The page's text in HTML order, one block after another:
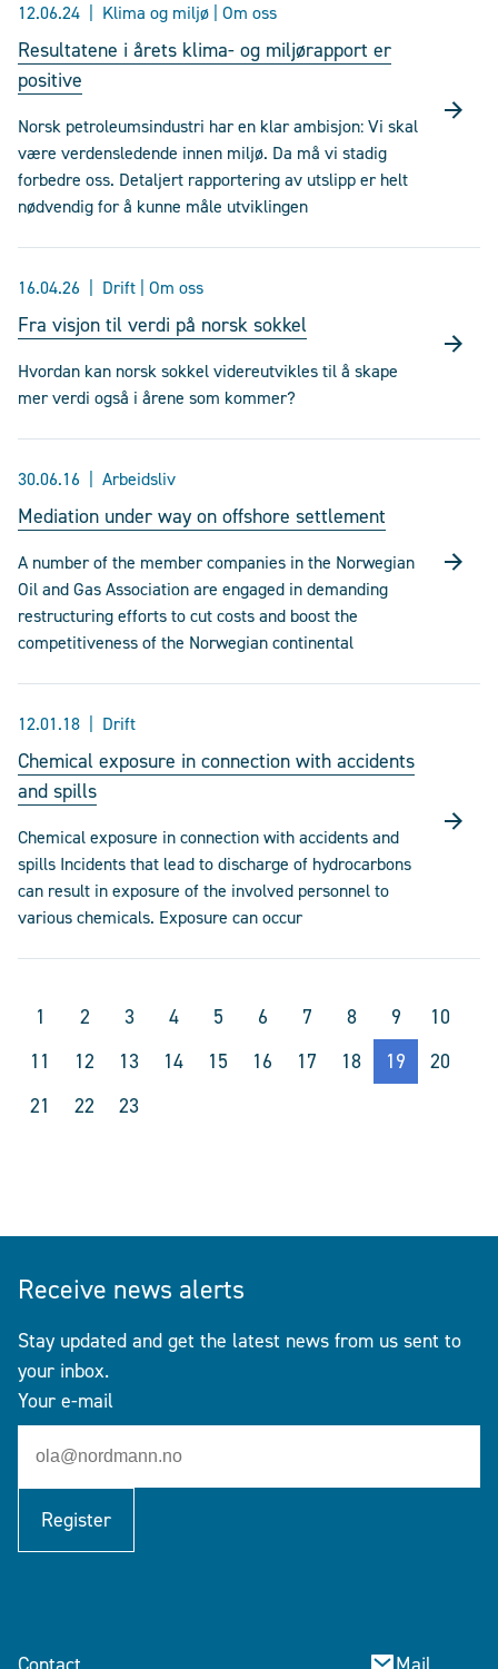
12.06.24 Klima og miljø | Om oss
Resultatene i årets klima- og miljørapport er
positive
Norsk petroleumsindustri har en klar ambisjon: Vi skal
være verdensledende innen miljø. Da må vi stadig
forbedre oss. Detaljert rapportering av utslipp er helt
nødvendig for å kunne måle utviklingen
16.04.26 Drift | Om oss
Fra visjon til verdi på norsk sokkel
Hvordan kan norsk sokkel videreutvikles til å skape
mer verdi også i årene som kommer?
30.06.16 Arbeidsliv
Mediation under way on offshore settlement
A number of the member companies in the Norwegian
Oil and Gas Association are engaged in demanding
restructuring efforts to cut costs and boost the
competitiveness of the Norwegian continental
12.01.18 Drift
Chemical exposure in connection with accidents
and spills
Chemical exposure in connection with accidents and
spills Incidents that lead to discharge of hydrocarbons
can result in exposure of the involved personnel to
various chemicals. Exposure can occur
1 2 3 4 5 6 7 8 9
10
11
12 13 14 15 16 17 18 19
20
21
22 23
Receive news alerts
Stay updated and get the latest news from us sent to
your inbox.
Your e-mail
Register